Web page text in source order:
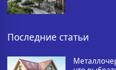
Последние статьи